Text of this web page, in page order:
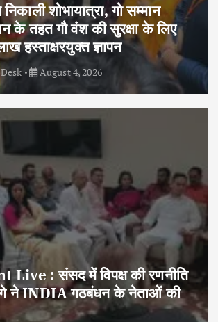
शोभायात्रा, गो सम्मान
के तहत गौ वंश की सुरक्षा के लिए
हस्ताक्षरयुक्त ज्ञापन
August 4, 2026
: संसद में विपक्ष की रणनीति
ने INDIA गठबंधन के नेताओं की